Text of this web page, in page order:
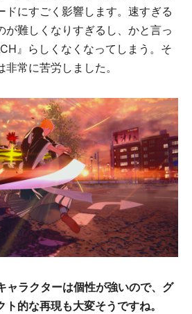
ドにすごく影響します。速すぎる
が難しくなりすぎるし、かと言っ
』らしくなくなってしまう。そ
常に苦労しました。
ラクターは個性が強いので、グ
的な再現も大変そうですね。